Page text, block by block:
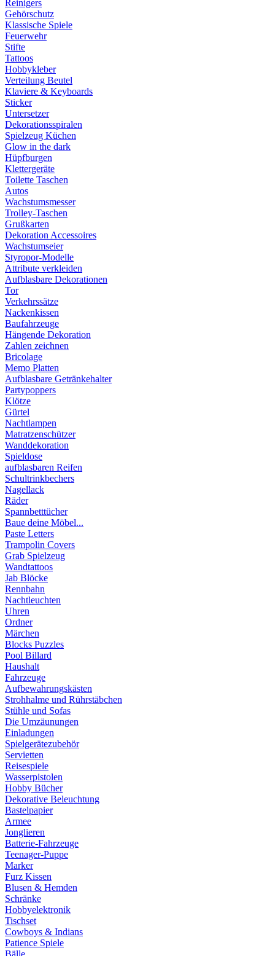
Reinigers
Gehörschutz
Klassische Spiele
Feuerwehr
Stifte
Tattoos
Hobbykleber
Verteilung Beutel
Klaviere & Keyboards
Sticker
Untersetzer
Dekorationsspiralen
Spielzeug Küchen
Glow in the dark
Hüpfburgen
Klettergeräte
Toilette Taschen
Autos
Wachstumsmesser
Trolley-Taschen
Grußkarten
Dekoration Accessoires
Wachstumseier
Styropor-Modelle
Attribute verkleiden
Aufblasbare Dekorationen
Tor
Verkehrssätze
Nackenkissen
Baufahrzeuge
Hängende Dekoration
Zahlen zeichnen
Bricolage
Memo Platten
Aufblasbare Getränkehalter
Partypoppers
Klötze
Gürtel
Nachtlampen
Matratzenschützer
Wanddekoration
Spieldose
aufblasbaren Reifen
Schultrinkbechers
Nagellack
Räder
Spannbetttücher
Baue deine Möbel...
Paste Letters
Trampolin Covers
Grab Spielzeug
Wandtattoos
Jab Blöcke
Rennbahn
Nachtleuchten
Uhren
Ordner
Märchen
Blocks Puzzles
Pool Billard
Haushalt
Fahrzeuge
Aufbewahrungskästen
Strohhalme und Rührstäbchen
Stühle und Sofas
Die Umzäunungen
Einladungen
Spielgerätezubehör
Servietten
Reisespiele
Wasserpistolen
Hobby Bücher
Dekorative Beleuchtung
Bastelpapier
Armee
Jonglieren
Batterie-Fahrzeuge
Teenager-Puppe
Marker
Furz Kissen
Blusen & Hemden
Schränke
Hobbyelektronik
Tischset
Cowboys & Indians
Patience Spiele
Bälle